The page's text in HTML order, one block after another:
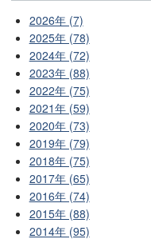
2026年 (7)
2025年 (78)
2024年 (72)
2023年 (88)
2022年 (75)
2021年 (59)
2020年 (73)
2019年 (79)
2018年 (75)
2017年 (65)
2016年 (74)
2015年 (88)
2014年 (95)